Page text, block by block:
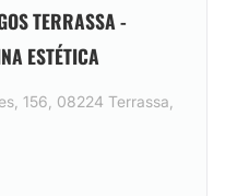
TERRASSA -
ESTÉTICA
156, 08224 Terrassa,